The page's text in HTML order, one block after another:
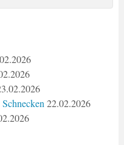
22.02.2026